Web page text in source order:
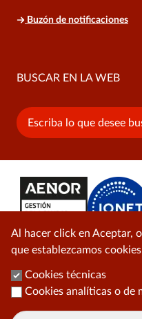
Buzón de notificaciones
BUSCAR EN LA WEB
Buscar
Al hacer click en Aceptar,
que establezcamos
Cookies técnicas
Cookies analíticas o de